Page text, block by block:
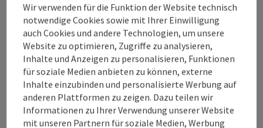
Promenade 2
4701 Bad Schallerbach
+43 7249 42071 0
info@quellenviertel.at
Wir verwenden für die Funktion der Website technisch
notwendige Cookies sowie mit Ihrer Einwilligung
auch Cookies und andere Technologien, um unsere
Website zu optimieren, Zugriffe zu analysieren,
Inhalte und Anzeigen zu personalisieren, Funktionen
für soziale Medien anbieten zu können, externe
Inhalte einzubinden und personalisierte Werbung auf
anderen Plattformen zu zeigen. Dazu teilen wir
Informationen zu Ihrer Verwendung unserer Website
mit unseren Partnern für soziale Medien, Werbung